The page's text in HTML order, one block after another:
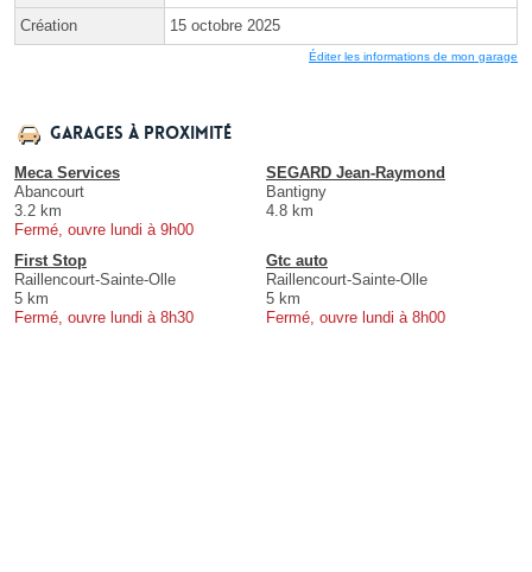
Création 15 octobre 2025
Éditer les informations de mon garage
Garages à proximité
Meca Services
Abancourt
3.2 km
Fermé, ouvre lundi à 9h00
SEGARD Jean-Raymond
Bantigny
4.8 km
First Stop
Raillencourt-Sainte-Olle
5 km
Fermé, ouvre lundi à 8h30
Gtc auto
Raillencourt-Sainte-Olle
5 km
Fermé, ouvre lundi à 8h00